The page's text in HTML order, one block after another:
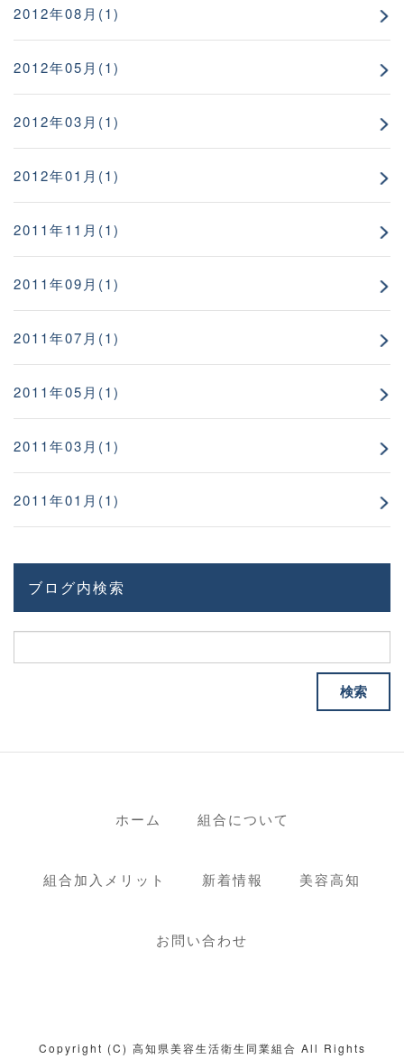
2012年08月(1)
2012年05月(1)
2012年03月(1)
2012年01月(1)
2011年11月(1)
2011年09月(1)
2011年07月(1)
2011年05月(1)
2011年03月(1)
2011年01月(1)
ブログ内検索
ホーム 組合について
組合加入メリット 新着情報 美容高知
お問い合わせ
Copyright (C) 高知県美容生活衛生同業組合 All Rights